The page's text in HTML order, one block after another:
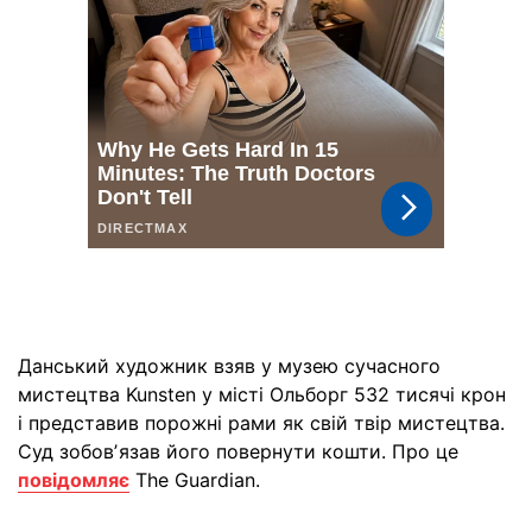
Данський художник взяв у музею сучасного
мистецтва Kunsten у місті Ольборг 532 тисячі крон
і представив порожні рами як свій твір мистецтва.
Суд зобовʼязав його повернути кошти. Про це
повідомляє The Guardian.